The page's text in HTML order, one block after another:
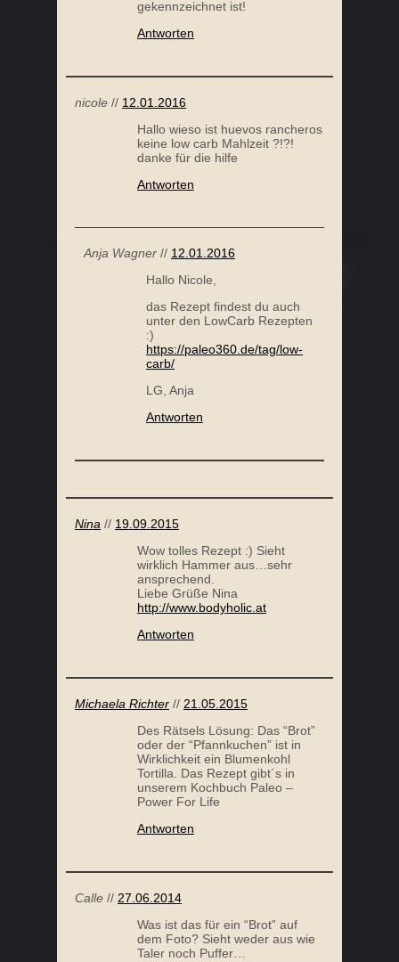
SÜSSER KÜRBIS-SMOOTHIE
gekennzeichnet ist!
Antworten
nicole // 12.01.2016
Hallo wieso ist huevos rancheros
keine low carb Mahlzeit ?!?!
danke für die hilfe
Antworten
Anja Wagner // 12.01.2016
Hallo Nicole,
das Rezept findest du auch
unter den LowCarb Rezepten
:)
https://paleo360.de/tag/low-
carb/
LG, Anja
Antworten
Nina // 19.09.2015
Wow tolles Rezept :) Sieht
wirklich Hammer aus…sehr
ansprechend.
Liebe Grüße Nina
http://www.bodyholic.at
Antworten
Michaela Richter // 21.05.2015
Des Rätsels Lösung: Das “Brot”
oder der “Pfannkuchen” ist in
Wirklichkeit ein Blumenkohl
Tortilla. Das Rezept gibt´s in
unserem Kochbuch Paleo –
Power For Life
Antworten
Calle // 27.06.2014
Was ist das für ein “Brot” auf
dem Foto? Sieht weder aus wie
Taler noch Puffer…